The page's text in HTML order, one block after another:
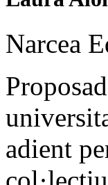
Narcea
adient